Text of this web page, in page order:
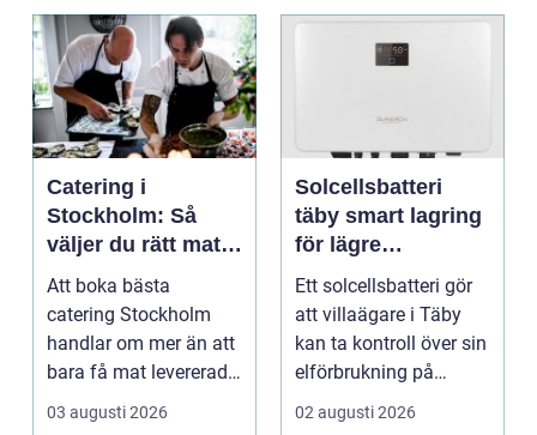
Catering i
Stockholm: Så
väljer du rätt mat
till ditt evenemang
Att boka bästa
catering Stockholm
handlar om mer än att
bara få mat levererad.
R&aum...
03 augusti 2026
Solcellsbatteri
täby smart lagring
för lägre
elkostnader året
runt
Ett solcellsbatteri gör
att villaägare i Täby
kan ta kontroll över sin
elförbrukning på
riktigt. Gen...
02 augusti 2026